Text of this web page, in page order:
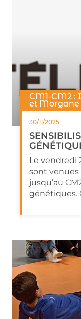
CM1-CM2 :
et Morgane
Le vendredi
sont venues
jusqu’au
génétiques.
30/11/2025